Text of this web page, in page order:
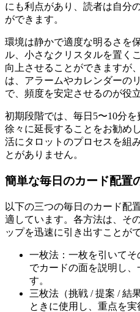
にも利点があり、読者は自分
ができます。
環境は静かで適度な明るさを
ル、小さなクリスタルを置く
向上させることができますが
は、アラームやカレンダーの
で、頻度を安定させるのが役
初期段階では、毎日5〜10分
徐々に延長することをお勧め
活にタロットのプロセスを組
とがありません。
簡単な毎日のカード配置
以下の三つの毎日のカード配
適しています。各方法は、そ
ップを迅速に引き出すことが
一枚法：一枚を引いて
でカードの面を説明し
す。
三枚法（挑戦 / 提案 / 結
ときに使用し、重点を